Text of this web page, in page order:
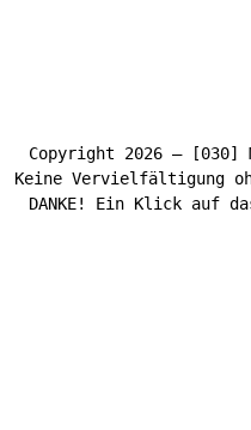
Copyright 2026 – [030]
Keine Vervielfältigung
DANKE! Ein Klick auf